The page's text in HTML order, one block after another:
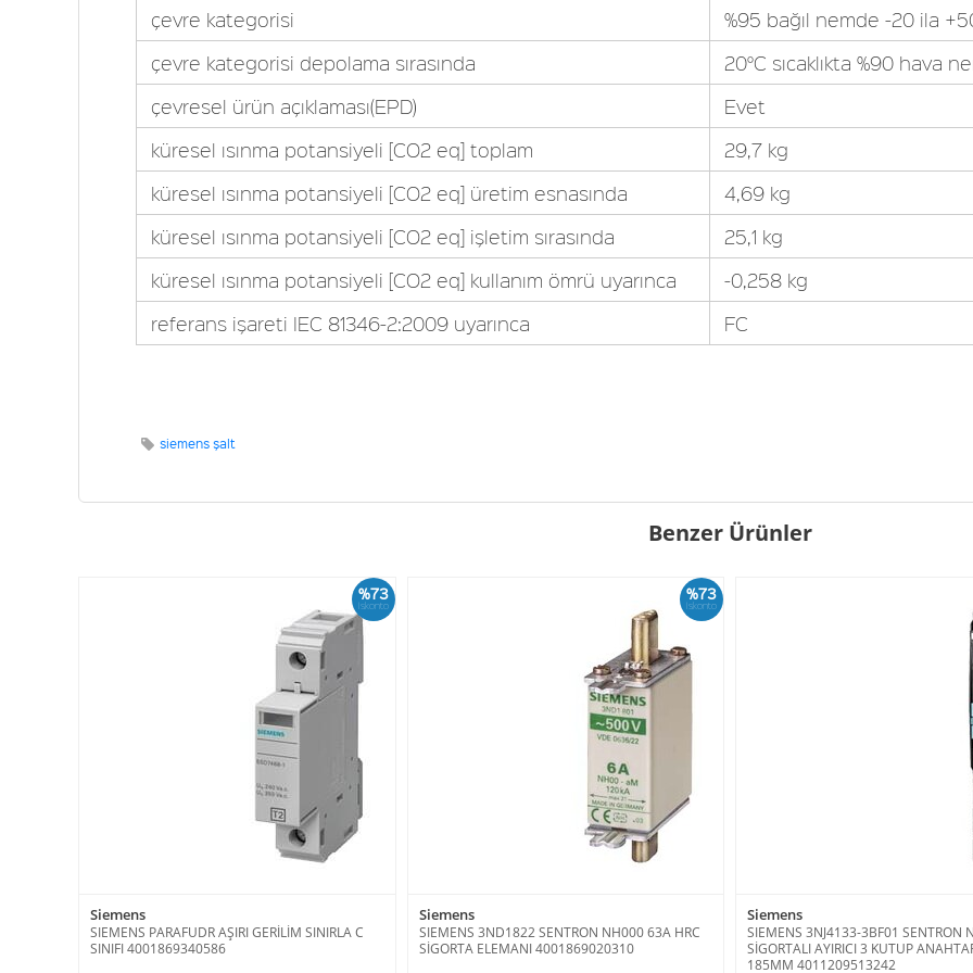
çevre kategorisi
%95 bağıl nemde -20 ila
çevre kategorisi depolama sırasında
20°C sıcaklıkta %90 hava
çevresel ürün açıklaması(EPD)
Evet
küresel ısınma potansiyeli [CO2 eq] toplam
29,7 kg
küresel ısınma potansiyeli [CO2 eq] üretim esnasında
4,69 kg
küresel ısınma potansiyeli [CO2 eq] işletim sırasında
25,1 kg
küresel ısınma potansiyeli [CO2 eq] kullanım ömrü uyarınca
-0,258 kg
referans işareti IEC 81346-2:2009 uyarınca
FC
siemens şalt
Benzer Ürünler
%73
İskonto
Siemens
SIEMENS PARAFUDR AŞIRI GERİLİM SINIRLA C
SINIFI 4001869340586
%73
İskonto
Siemens
SIEMENS 3ND1822 SENTRON NH000 63A HRC
SİGORTA ELEMANI 4001869020310
Siemens
SIEMENS 3NJ4133-3BF01 SENTRON
SİGORTALI AYIRICI 3 KUTUP
185MM 4011209513242